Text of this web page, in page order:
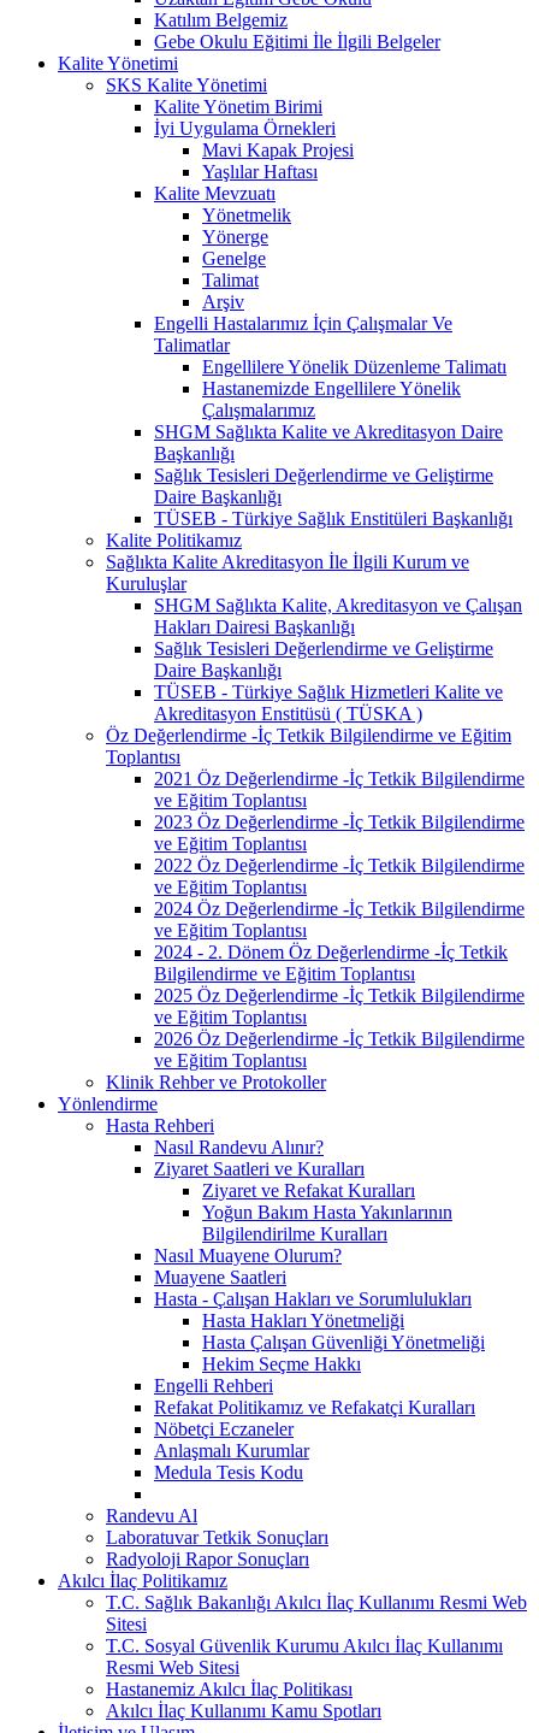
Katılım Belgemiz
Gebe Okulu Eğitimi İle İlgili Belgeler
Kalite Yönetimi
SKS Kalite Yönetimi
Kalite Yönetim Birimi
İyi Uygulama Örnekleri
Mavi Kapak Projesi
Yaşlılar Haftası
Kalite Mevzuatı
Yönetmelik
Yönerge
Genelge
Talimat
Arşiv
Engelli Hastalarımız İçin Çalışmalar Ve
Talimatlar
Engellilere Yönelik Düzenleme Talimatı
Hastanemizde Engellilere Yönelik
Çalışmalarımız
SHGM Sağlıkta Kalite ve Akreditasyon Daire
Başkanlığı
Sağlık Tesisleri Değerlendirme ve Geliştirme
Daire Başkanlığı
TÜSEB - Türkiye Sağlık Enstitüleri Başkanlığı
Kalite Politikamız
Sağlıkta Kalite Akreditasyon İle İlgili Kurum ve
Kuruluşlar
SHGM Sağlıkta Kalite, Akreditasyon ve Çalışan
Hakları Dairesi Başkanlığı
Sağlık Tesisleri Değerlendirme ve Geliştirme
Daire Başkanlığı
TÜSEB - Türkiye Sağlık Hizmetleri Kalite ve
Akreditasyon Enstitüsü ( TÜSKA )
Öz Değerlendirme -İç Tetkik Bilgilendirme ve Eğitim
Toplantısı
2021 Öz Değerlendirme -İç Tetkik Bilgilendirme
ve Eğitim Toplantısı
2023 Öz Değerlendirme -İç Tetkik Bilgilendirme
ve Eğitim Toplantısı
2022 Öz Değerlendirme -İç Tetkik Bilgilendirme
ve Eğitim Toplantısı
2024 Öz Değerlendirme -İç Tetkik Bilgilendirme
ve Eğitim Toplantısı
2024 - 2. Dönem Öz Değerlendirme -İç Tetkik
Bilgilendirme ve Eğitim Toplantısı
2025 Öz Değerlendirme -İç Tetkik Bilgilendirme
ve Eğitim Toplantısı
2026 Öz Değerlendirme -İç Tetkik Bilgilendirme
ve Eğitim Toplantısı
Klinik Rehber ve Protokoller
Yönlendirme
Hasta Rehberi
Nasıl Randevu Alınır?
Ziyaret Saatleri ve Kuralları
Ziyaret ve Refakat Kuralları
Yoğun Bakım Hasta Yakınlarının
Bilgilendirilme Kuralları
Nasıl Muayene Olurum?
Muayene Saatleri
Hasta - Çalışan Hakları ve Sorumlulukları
Hasta Hakları Yönetmeliği
Hasta Çalışan Güvenliği Yönetmeliği
Hekim Seçme Hakkı
Engelli Rehberi
Refakat Politikamız ve Refakatçi Kuralları
Nöbetçi Eczaneler
Anlaşmalı Kurumlar
Medula Tesis Kodu
Randevu Al
Laboratuvar Tetkik Sonuçları
Radyoloji Rapor Sonuçları
Akılcı İlaç Politikamız
T.C. Sağlık Bakanlığı Akılcı İlaç Kullanımı Resmi Web
Sitesi
T.C. Sosyal Güvenlik Kurumu Akılcı İlaç Kullanımı
Resmi Web Sitesi
Hastanemiz Akılcı İlaç Politikası
Akılcı İlaç Kullanımı Kamu Spotları